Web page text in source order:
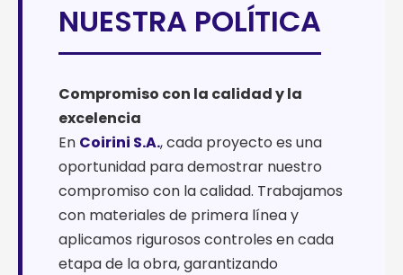
NUESTRA POLÍTICA
Compromiso con la calidad y la
excelencia
En Coirini S.A., cada proyecto es una
oportunidad para demostrar nuestro
compromiso con la calidad. Trabajamos
con materiales de primera línea y
aplicamos rigurosos controles en cada
etapa de la obra, garantizando